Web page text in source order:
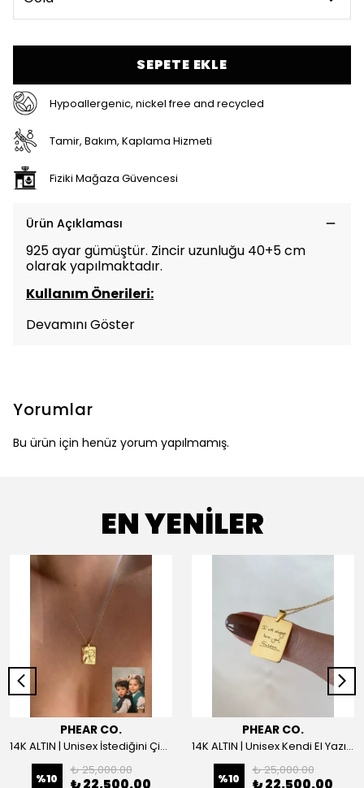
SEPETE EKLE
Hypoallergenic, nickel free and recycled
Tamir, Bakım, Kaplama Hizmeti
Fiziki Mağaza Güvencesi
Ürün Açıklaması
925 ayar gümüştür. Zincir uzunluğu 40+5 cm
olarak yapılmaktadır.
Kullanım Önerileri:
Devamını Göster
Yorumlar
Bu ürün için henüz yorum yapılmamış.
EN YENİLER
PHEAR CO.
14K ALTIN | Unisex İstediğini Çizdir Kolye
%10
₺ 25,000.00
₺ 22,500.00
PHEAR CO.
14K ALTIN | Unisex Kendi El Yazın ile İstediğini Yazdır Plaka Kolye
%10
₺ 25,000.00
₺ 22,500.00